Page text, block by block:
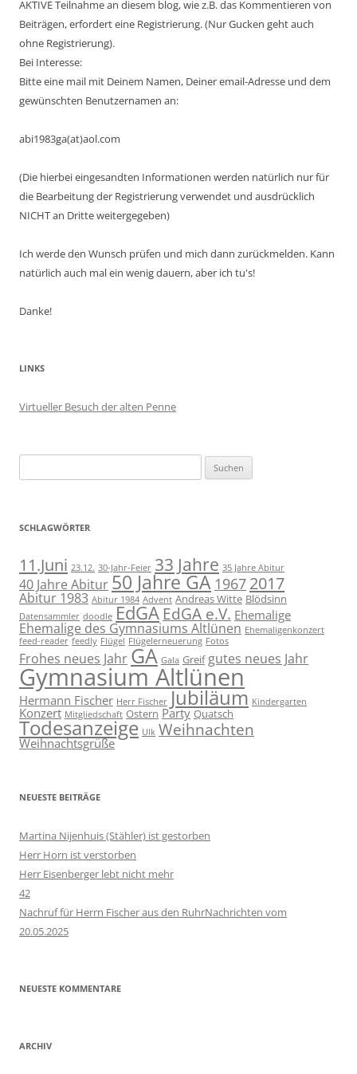
AKTIVE Teilnahme an diesem blog, wie z.B. das Kommentieren von
Beiträgen, erfordert eine Registrierung. (Nur Gucken geht auch
ohne Registrierung).
Bei Interesse:
Bitte eine mail mit Deinem Namen, Deiner email-Adresse und dem
gewünschten Benutzernamen an:
abi1983ga(at)aol.com
(Die hierbei eingesandten Informationen werden natürlich nur für
die Bearbeitung der Registrierung verwendet und ausdrücklich
NICHT an Dritte weitergegeben)
Ich werde den Wunsch prüfen und mich dann zurückmelden. Kann
natürlich auch mal ein wenig dauern, aber ich tu's!
Danke!
LINKS
Virtueller Besuch der alten Penne
nach:
SCHLAGWÖRTER
11.Juni 23.12. 30-Jahr-Feier 33 Jahre 35 Jahre Abitur
40 Jahre Abitur 50 Jahre GA 1967 2017
Abitur 1983 Abitur 1984 Advent Andreas Witte Blödsinn
Datensammler doodle EdGA EdGA e.V. Ehemalige
Ehemalige des Gymnasiums Altlünen Ehemaligenkonzert
feed-reader feedly Flügel Flügelerneuerung Fotos
Frohes neues Jahr GA Gala Greif gutes neues Jahr
Gymnasium Altlünen
Hermann Fischer Herr Fischer Jubiläum Kindergarten
Konzert Mitgliedschaft Ostern Party Quatsch
Todesanzeige Ulk Weihnachten
Weihnachtsgrüße
NEUESTE BEITRÄGE
Martina Nijenhuis (Stähler) ist gestorben
Herr Horn ist verstorben
Herr Eisenberger lebt nicht mehr
42
Nachruf für Herrn Fischer aus den RuhrNachrichten vom
20.05.2025
NEUESTE KOMMENTARE
ARCHIV